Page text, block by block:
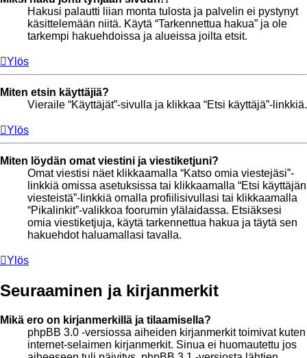
Hakusi palautti liian monta tulosta ja palvelin ei pystynyt
käsittelemään niitä. Käytä “Tarkennettua hakua” ja ole
tarkempi hakuehdoissa ja alueissa joilta etsit.
Ylös
Miten etsin käyttäjiä?
Vieraile “Käyttäjät”-sivulla ja klikkaa “Etsi käyttäjä”-linkkiä.
Ylös
Miten löydän omat viestini ja viestiketjuni?
Omat viestisi näet klikkaamalla “Katso omia viestejäsi”-
linkkiä omissa asetuksissa tai klikkaamalla “Etsi käyttäjän
viesteistä”-linkkiä omalla profiilisivullasi tai klikkaamalla
“Pikalinkit”-valikkoa foorumin ylälaidassa. Etsiäksesi
omia viestiketjuja, käytä tarkennettua hakua ja täytä sen
hakuehdot haluamallasi tavalla.
Ylös
Seuraaminen ja kirjanmerkit
Mikä ero on kirjanmerkillä ja tilaamisella?
phpBB 3.0 -versiossa aiheiden kirjanmerkit toimivat kuten
internet-selaimen kirjanmerkit. Sinua ei huomautettu jos